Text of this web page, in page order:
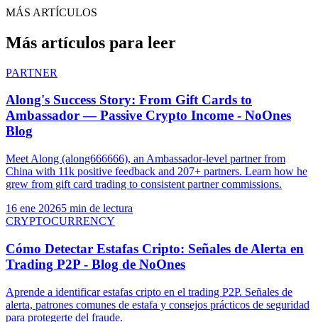
MÁS ARTÍCULOS
Más artículos para leer
PARTNER
Along's Success Story: From Gift Cards to
Ambassador — Passive Crypto Income - NoOnes
Blog
Meet Along (along666666), an Ambassador-level partner from
China with 11k positive feedback and 207+ partners. Learn how he
grew from gift card trading to consistent partner commissions.
16 ene 20265 min de lectura
CRYPTOCURRENCY
Cómo Detectar Estafas Cripto: Señales de Alerta en
Trading P2P - Blog de NoOnes
Aprende a identificar estafas cripto en el trading P2P. Señales de
alerta, patrones comunes de estafa y consejos prácticos de seguridad
para protegerte del fraude.